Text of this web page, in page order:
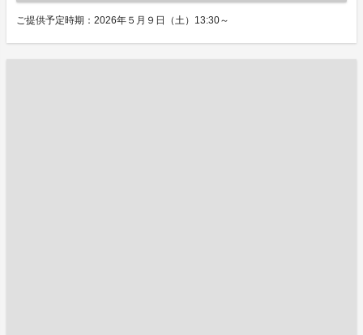
ご提供予定時期：2026年５月９日（土）13:30～